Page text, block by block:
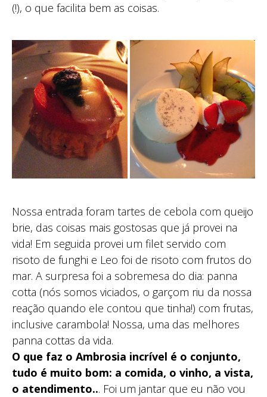
(!), o que facilita bem as coisas.
Nossa entrada foram tartes de cebola com queijo
brie, das coisas mais gostosas que já provei na
vida! Em seguida provei um filet servido com
risoto de funghi e Leo foi de risoto com frutos do
mar. A surpresa foi a sobremesa do dia: panna
cotta (nós somos viciados, o garçom riu da nossa
reação quando ele contou que tinha!) com frutas,
inclusive carambola! Nossa, uma das melhores
panna cottas da vida.
O que faz o Ambrosia incrível é o conjunto,
tudo é muito bom: a comida, o vinho, a vista,
o atendimento... Foi um jantar que eu não vou